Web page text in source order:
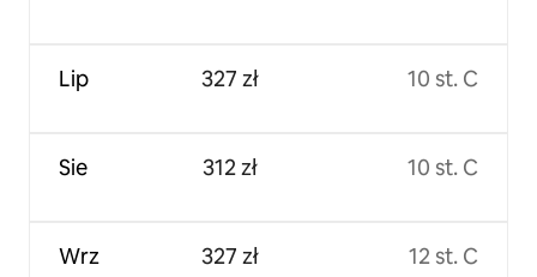
Lip
Sie
Wrz
327 zł
312 zł
327 zł
10 st. C
10 st. C
12 st. C